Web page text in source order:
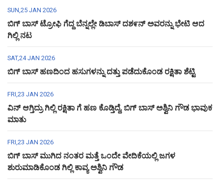
SUN,25 JAN 2026
ಬಿಗ್ ಬಾಸ್ ಟ್ರೋಫಿ ಗೆದ್ದ ಬೆನ್ನಲ್ಲೇ ಡಿಬಾಸ್ ದಶ೯ನ್ ಅವರನ್ನು ಭೇಟಿ ಆದ
ಗಿಲ್ಲಿ ನಟ
SAT,24 JAN 2026
ಬಿಗ್ ಬಾಸ್ ಹಣದಿಂದ ಹಸುಗಳನ್ನು ದತ್ತು ಪಡೆದುಕೊಂಡ ರಕ್ಷಿತಾ ಶೆಟ್ಟಿ
FRI,23 JAN 2026
ವಿನ್ ಆಗ್ತಿದ್ರು ಗಿಲ್ಲಿ ರಕ್ಷಿತಾ ಗೆ ಹಣ ಕೊಡ್ತಿದ್ದೆ, ಬಿಗ್ ಬಾಸ್ ಅಶ್ವಿನಿ ಗೌಡ ಭಾವುಕ
ಮಾತು
FRI,23 JAN 2026
ಬಿಗ್ ಬಾಸ್ ಮುಗಿದ ನಂತರ ಮತ್ತೆ ಒಂದೇ ವೇದಿಕೆಯಲ್ಲಿ ಜಗಳ
ಶುರುಮಾಡಿಕೊಂಡ ಗಿಲ್ಲಿ ಕಾವ್ಯ ಅಶ್ವಿನಿ ಗೌಡ